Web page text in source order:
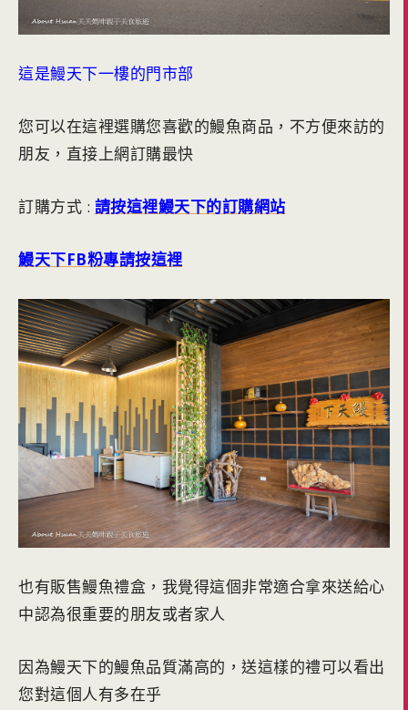
這是鰻天下一樓的門市部
您可以在這裡選購您喜歡的鰻魚商品，不方便來訪的
朋友，直接上網訂購最快
訂購方式 : 請按這裡鰻天下的訂購網站
鰻天下FB粉專請按這裡
也有販售鰻魚禮盒，我覺得這個非常適合拿來送給心
中認為很重要的朋友或者家人
因為鰻天下的鰻魚品質滿高的，送這樣的禮可以看出
您對這個人有多在乎